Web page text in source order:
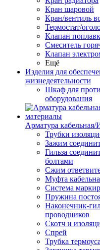
Кран шаровой
Кран/вентиль
Термостат/
Клапан
Смеситель
Клапан
Ещё
Изделия для
жизнедеятельности
Шкаф для
оборудования
Арматура
Трубки
Зажим
Гильза
болтами
Сжим
Муфта
Система
Пружина
Наконечник-
проводников
Скотч и
Спрей
Трубка